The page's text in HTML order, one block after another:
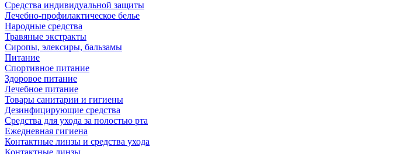
Средства индивидуальной защиты
Лечебно-профилактическое белье
Народные средства
Травяные экстракты
Сиропы, элексиры, бальзамы
Питание
Спортивное питание
Здоровое питание
Лечебное питание
Товары санитарии и гигиены
Дезинфицирующие средства
Средства для ухода за полостью рта
Ежедневная гигиена
Контактные линзы и средства ухода
Контактные линзы